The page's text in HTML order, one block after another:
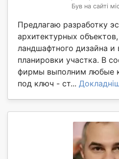
Був на сайті
Предлагаю разработку
архитектурных
ландшафтного дизайна и
планировки участка. В
фирмы выполним любые
под ключ - ст...